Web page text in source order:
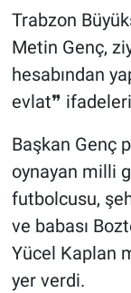
Trabzon
Metin Genç,
hesabından
evlat❞
Başkan Genç
oynayan milli
futbolcusu,
ve babası
Yücel Kaplan
yer verdi.